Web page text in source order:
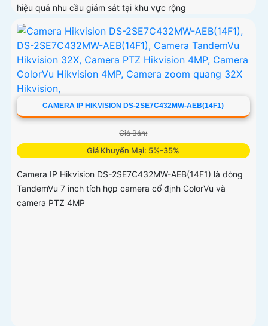
hiệu quả nhu cầu giám sát tại khu vực rộng
CAMERA IP HIKVISION DS-2SE7C432MW-AEB(14F1)
Giá Bán:
Giá Khuyến Mại: 5%-35%
Camera IP Hikvision DS-2SE7C432MW-AEB(14F1) là dòng
TandemVu 7 inch tích hợp camera cố định ColorVu và
camera PTZ 4MP